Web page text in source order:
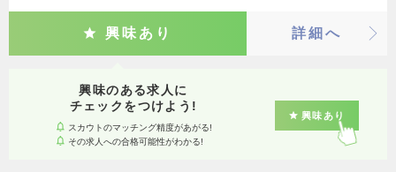
興味あり 詳細へ
興味のある求人に
チェックをつけよう!
スカウトのマッチング精度があがる!
その求人への合格可能性がわかる!
興味あり